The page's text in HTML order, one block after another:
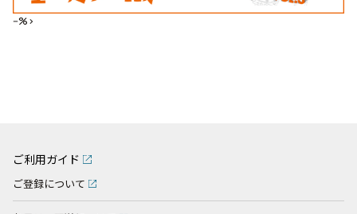
--%>
ご利用ガイド
ご登録について